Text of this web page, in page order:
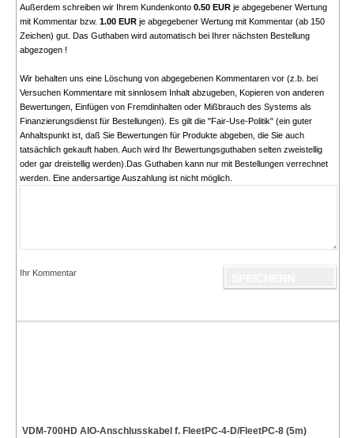
Außerdem schreiben wir Ihrem Kundenkonto 0.50 EURje abgegebener Wertung
mit Kommentar bzw. 1.00 EURje abgegebener Wertung mit Kommentar (ab 150
Zeichen) gut. Das Guthaben wird automatisch bei Ihrer nächsten Bestellung
abgezogen !
Wir behalten uns eine Löschung von abgegebenen Kommentaren vor (z.b. bei
Versuchen Kommentare mit sinnlosem Inhalt abzugeben, Kopieren von anderen
Bewertungen, Einfügen von Fremdinhalten oder Mißbrauch des Systems als
Finanzierungsdienst für Bestellungen). Es gilt die "Fair-Use-Politik" (ein guter
Anhaltspunkt ist, daß Sie Bewertungen für Produkte abgeben, die Sie auch
tatsächlich gekauft haben. Auch wird Ihr Bewertungsguthaben selten zweistellig
oder gar dreistellig werden).Das Guthaben kann nur mit Bestellungen verrechnet
werden. Eine andersartige Auszahlung ist nicht möglich.
Ihr Kommentar
VDM-700HD AIO-Anschlusskabel f. FleetPC-4-D/FleetPC-8 (5m)